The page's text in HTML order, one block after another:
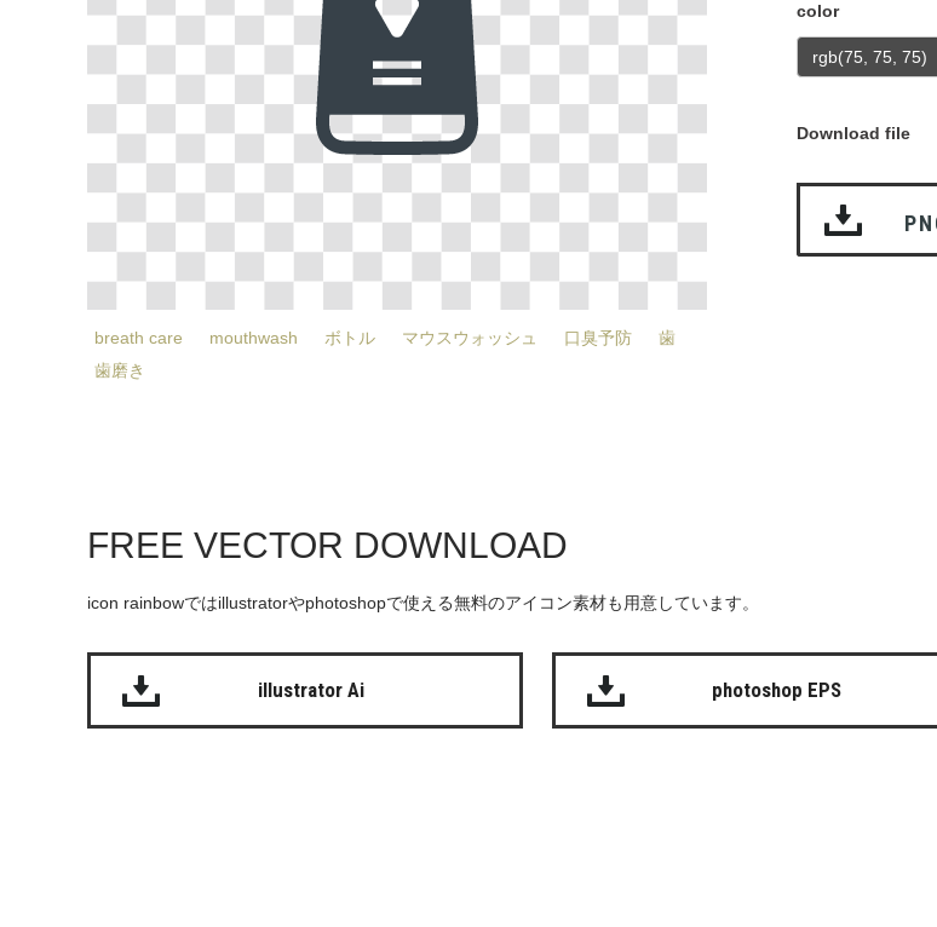
breath care mouthwash ボトル マウスウォッシュ 口臭予防
歯
歯磨き
color
Download file
FREE VECTOR DOWNLOAD
icon rainbowではillustratorやphotoshopで使える無料のアイコン素材も用意しています。
illustrator Ai photoshop EPS